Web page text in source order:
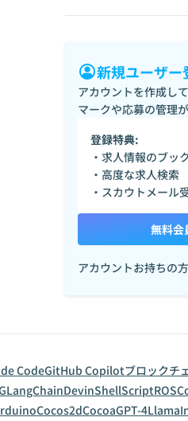
新規ユーザー
アカウントを作成し
マークや応募の管理が
登録特典:
・求人情報のブッ
・高度な求人検索
・スカウトメール
無料会
アカウントお持ちの方
CodeGitHub Copilotブロックチ
LangChainDevinShellScriptROS
Cocos2dCocoaGPT-4